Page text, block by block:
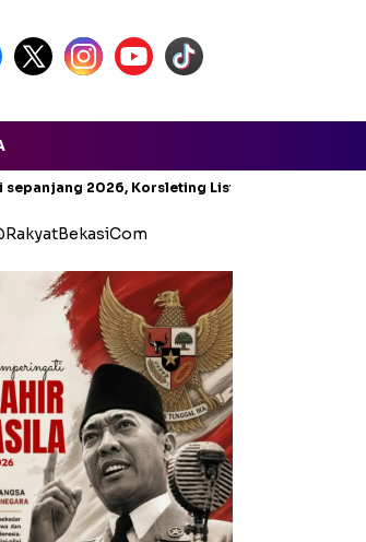
sepanjang 2026, Korsleting Listrik Mendominasi